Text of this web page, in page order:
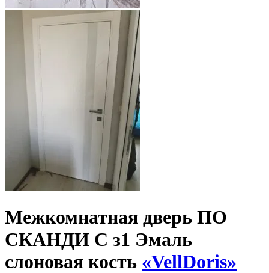
Межкомнатная дверь ПО
СКАНДИ С з1 Эмаль
слоновая кость «VellDoris»